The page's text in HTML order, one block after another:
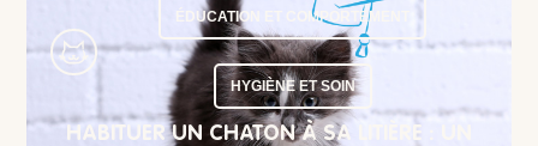
ÉDUCATION ET COMPORTEMENT
HYGIÈNE ET SOIN
HABITUER UN CHATON À SA LITIÈRE : UN